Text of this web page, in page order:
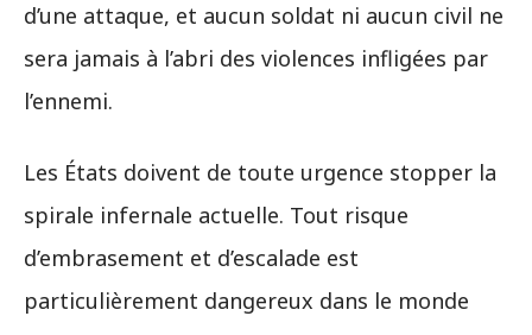
d’une attaque, et aucun soldat ni aucun civil ne
sera jamais à l’abri des violences infligées par
l’ennemi.
Les États doivent de toute urgence stopper la
spirale infernale actuelle. Tout risque
d’embrasement et d’escalade est
particulièrement dangereux dans le monde